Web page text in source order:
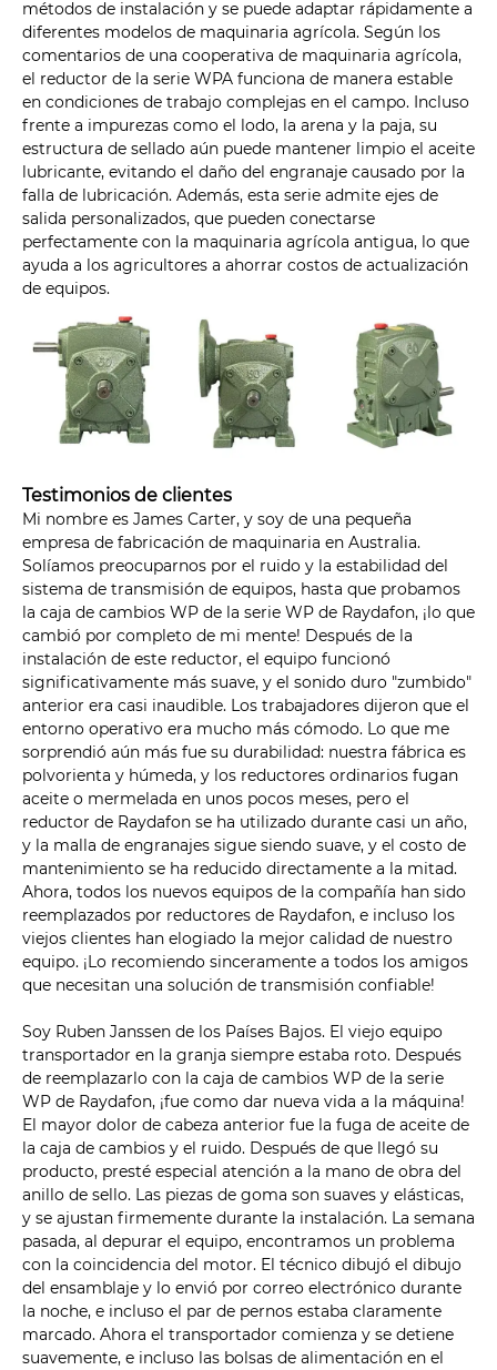
métodos de instalación y se puede adaptar rápidamente a
diferentes modelos de maquinaria agrícola. Según los
comentarios de una cooperativa de maquinaria agrícola,
el reductor de la serie WPA funciona de manera estable
en condiciones de trabajo complejas en el campo. Incluso
frente a impurezas como el lodo, la arena y la paja, su
estructura de sellado aún puede mantener limpio el aceite
lubricante, evitando el daño del engranaje causado por la
falla de lubricación. Además, esta serie admite ejes de
salida personalizados, que pueden conectarse
perfectamente con la maquinaria agrícola antigua, lo que
ayuda a los agricultores a ahorrar costos de actualización
de equipos.
Testimonios de clientes
Mi nombre es James Carter, y soy de una pequeña
empresa de fabricación de maquinaria en Australia.
Solíamos preocuparnos por el ruido y la estabilidad del
sistema de transmisión de equipos, hasta que probamos
la caja de cambios WP de la serie WP de Raydafon, ¡lo que
cambió por completo de mi mente! Después de la
instalación de este reductor, el equipo funcionó
significativamente más suave, y el sonido duro "zumbido"
anterior era casi inaudible. Los trabajadores dijeron que el
entorno operativo era mucho más cómodo. Lo que me
sorprendió aún más fue su durabilidad: nuestra fábrica es
polvorienta y húmeda, y los reductores ordinarios fugan
aceite o mermelada en unos pocos meses, pero el
reductor de Raydafon se ha utilizado durante casi un año,
y la malla de engranajes sigue siendo suave, y el costo de
mantenimiento se ha reducido directamente a la mitad.
Ahora, todos los nuevos equipos de la compañía han sido
reemplazados por reductores de Raydafon, e incluso los
viejos clientes han elogiado la mejor calidad de nuestro
equipo. ¡Lo recomiendo sinceramente a todos los amigos
que necesitan una solución de transmisión confiable!
Soy Ruben Janssen de los Países Bajos. El viejo equipo
transportador en la granja siempre estaba roto. Después
de reemplazarlo con la caja de cambios WP de la serie
WP de Raydafon, ¡fue como dar nueva vida a la máquina!
El mayor dolor de cabeza anterior fue la fuga de aceite de
la caja de cambios y el ruido. Después de que llegó su
producto, presté especial atención a la mano de obra del
anillo de sello. Las piezas de goma son suaves y elásticas,
y se ajustan firmemente durante la instalación. La semana
pasada, al depurar el equipo, encontramos un problema
con la coincidencia del motor. El técnico dibujó el dibujo
del ensamblaje y lo envió por correo electrónico durante
la noche, e incluso el par de pernos estaba claramente
marcado. Ahora el transportador comienza y se detiene
suavemente, e incluso las bolsas de alimentación en el